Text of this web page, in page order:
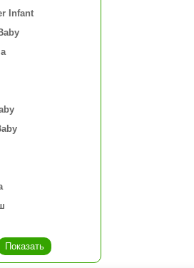
Infant